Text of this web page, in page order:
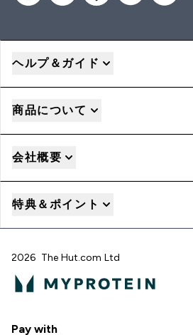
ヘルプ＆ガイド
商品について
会社概要
特典＆ポイント
2026 The Hut.com Ltd
Pay with